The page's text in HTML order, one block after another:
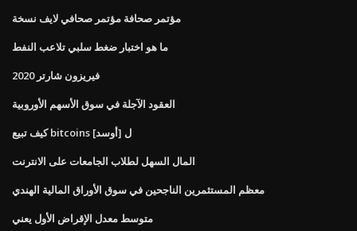
مؤتمر صحافة مؤتمر صحافي لايف نسخة
ما هو اختبار ضغط سلبي تلاعب النفط
فيريزون شارتر 2020
العقود الآجلة في سوق الأسهم الأوروبية
كيف تبيع bitcoins ل [أوسد]
المال السهل لطلاب الجامعات على الانترنت
معظم المستثمرين الناجحين في سوق الأوراق المالية الهندي
متوسط ​​معدل الإقراض الأول يعني